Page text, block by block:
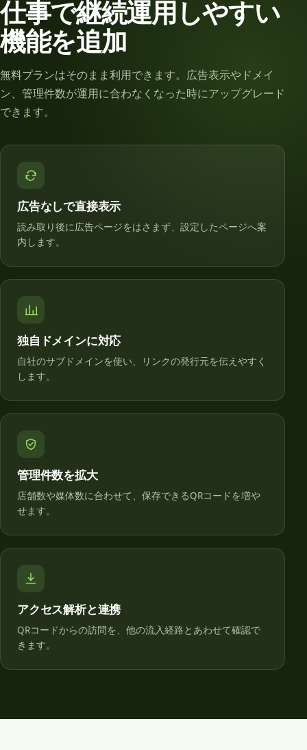
仕事で継続運用しやすい
機能を追加
無料プランはそのまま利用できます。広告表示やドメイ
ン、管理件数が運用に合わなくなった時にアップグレード
できます。
広告なしで直接表示
読み取り後に広告ページをはさまず、設定したページへ案
内します。
独自ドメインに対応
自社のサブドメインを使い、リンクの発行元を伝えやすく
します。
管理件数を拡大
店舗数や媒体数に合わせて、保存できるQRコードを増や
せます。
アクセス解析と連携
QRコードからの訪問を、他の流入経路とあわせて確認で
きます。